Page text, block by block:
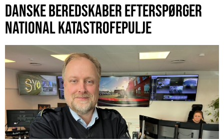
DANSKE BEREDSKABER EFTERSPØRGER
NATIONAL KATASTROFEPULJE